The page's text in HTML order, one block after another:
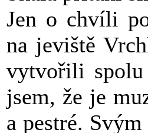
Jen o chvíli
na jeviště
vytvořili spolu
jsem, že je
a pestré.